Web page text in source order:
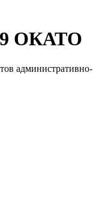
ОКАТО
административно-